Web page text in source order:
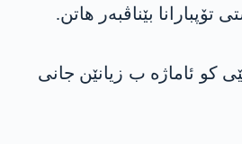
بێی کو ئاماژە ب زیانێن جانی